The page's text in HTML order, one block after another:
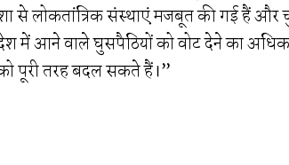
से लोकतांत्रिक संस्थाएं मजबूत की गई हैं
में आने वाले घुसपैठियों को वोट देने का
पूरी तरह बदल सकते हैं।”